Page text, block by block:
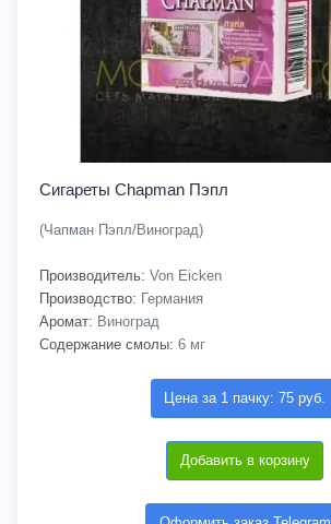
Сигареты Chapman Пэпл
(Чапман Пэпл/Виноград)
Производитель: Von Eicken
Производство: Германия
Аромат: Виноград
Содержание смолы: 6 мг
Цена за 1 пачку: 75 руб.
Добавить в корзину